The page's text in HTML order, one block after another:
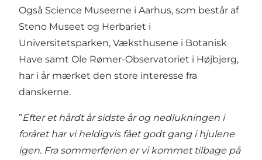
Også Science Museerne i Aarhus, som består af
Steno Museet og Herbariet i
Universitetsparken, Væksthusene i Botanisk
Have samt Ole Rømer-Observatoriet i Højbjerg,
har i år mærket den store interesse fra
danskerne.
”Efter et hårdt år sidste år og nedlukningen i
foråret har vi heldigvis fået godt gang i hjulene
igen. Fra sommerferien er vi kommet tilbage på